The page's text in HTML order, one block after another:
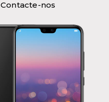
Contacte-nos